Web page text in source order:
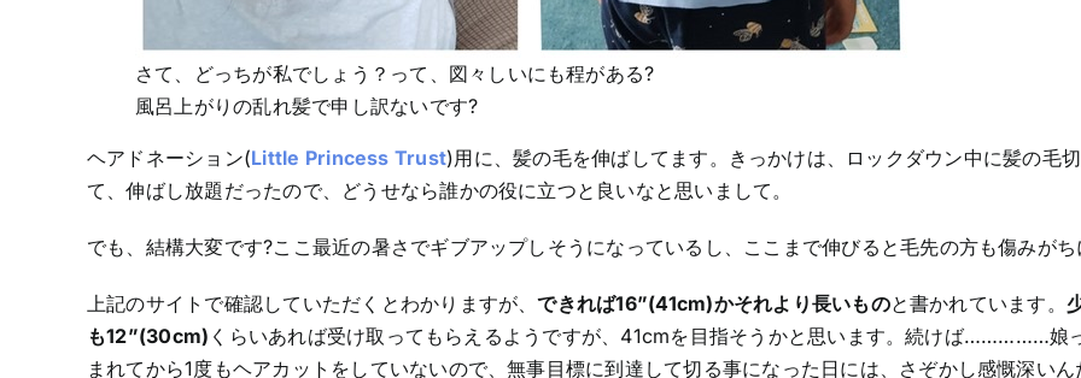
さて、どっちが私でしょう？って、図々しいにも程がある?
風呂上がりの乱れ髪で申し訳ないです?
ヘアドネーション(Little Princess Trust)用に、髪の毛を伸ばしてます。きっかけは、ロックダウン中に髪の毛
て、伸ばし放題だったので、どうせなら誰かの役に立つと良いなと思いまして。
でも、結構大変です?ここ最近の暑さでギブアップしそうになっているし、ここまで伸びると毛先の方も傷みが
上記のサイトで確認していただくとわかりますが、できれば16”(41cm)かそれより長いものと書かれています。
も12”(30cm) くらいあれば受け取ってもらえるようですが、41cmを目指そうかと思います。続けば……………娘
まれてから1度もヘアカットをしていないので、無事目標に到達して切る事になった日には、さぞかし感慨深い